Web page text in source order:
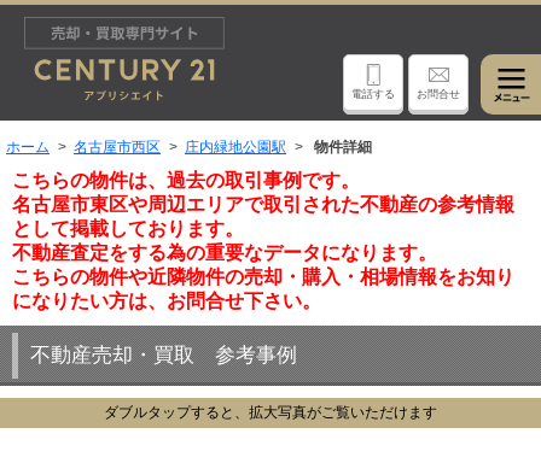
電話する お問合せ
ホーム 名古屋市西区 庄内緑地公園駅 物件詳細
こちらの物件は、過去の取引事例です。
名古屋市東区や周辺エリアで取引された不動産の参考情報
として掲載しております。
不動産査定をする為の重要なデータになります。
こちらの物件や近隣物件の売却・購入・相場情報をお知り
になりたい方は、お問合せ下さい。
不動産売却・買取 参考事例
ダブルタップすると、拡大写真がご覧いただけます